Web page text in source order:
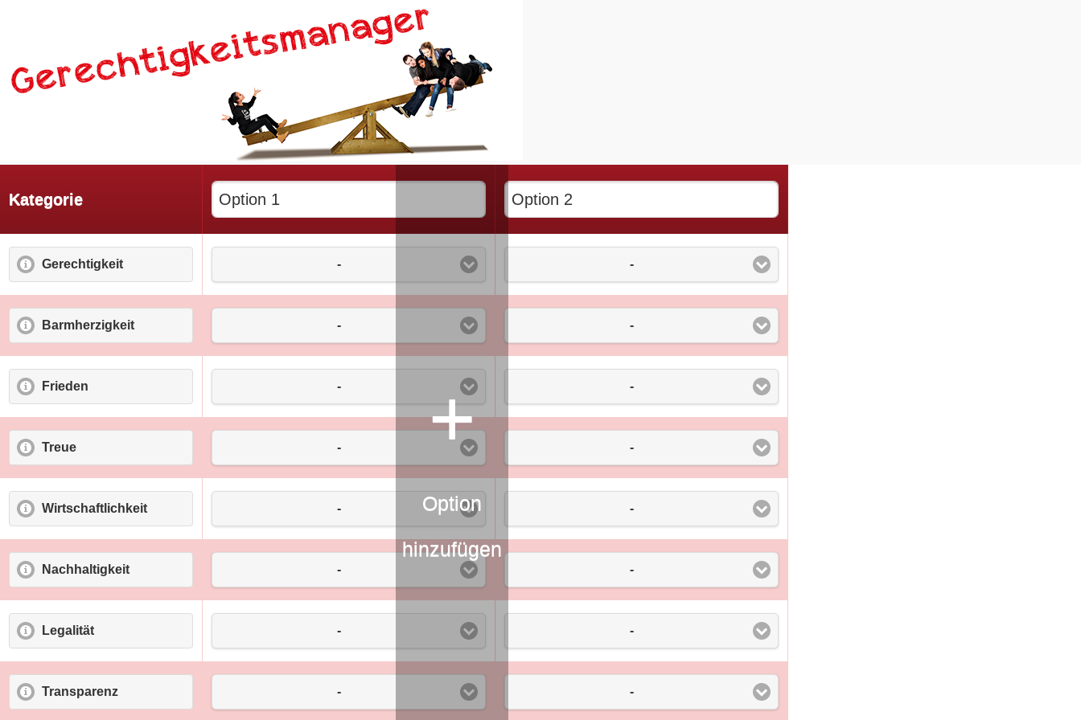
Kategorie
Gerechtigkeit mehr Informationen zu Gerechtigkeit
- -
Barmherzigkeit mehr Informationen zu Barmherzigkeit
- -
Frieden - -
Treue - -
Wirtschaftlichkeit mehr Informationen zu Wirtschaftlichkeit
- -
Nachhaltigkeit mehr Informationen zu Nachhaltigkeit
- -
Legalität - -
Transparenz - -
+
Option
hinzufügen